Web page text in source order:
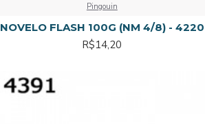
Pingouin
NOVELO FLASH 100G (NM 4/8) - 4220
R$14,20